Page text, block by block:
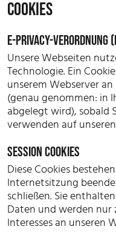
COOKIES
E-PRIVACY-VERORDNUNG
Unsere Webseiten
Technologie. Ein
unserem Webserver
(genau genommen: in
abgelegt wird), sobald
verwenden auf
SESSION COOKIES
Diese Cookies
Internetsitzung
schließen. Sie
Daten und werden nur
Interesses an unseren